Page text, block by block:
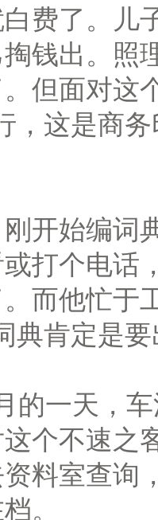
费了。儿
钱出。照
但面对这
，这是商
始编词典
打个电话
而他忙于
典肯定是
一天，车
个不速之
料室查询
。